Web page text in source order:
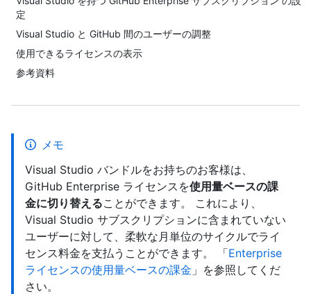
定
Visual Studio と GitHub 間のユーザーの調整
使用できるライセンスの表示
参考資料
メモ
Visual Studio バンドルをお持ちのお客様は、
GitHub Enterprise ライセンスを使用量ベースの課
金に切り替えることができます。 これにより、
Visual Studio サブスクリプションに含まれていない
ユーザーに対して、柔軟な月単位のサイクルでライ
センス料金を支払うことができます。 「Enterprise
ライセンスの使用量ベースの課金 」を参照してくだ
さい。